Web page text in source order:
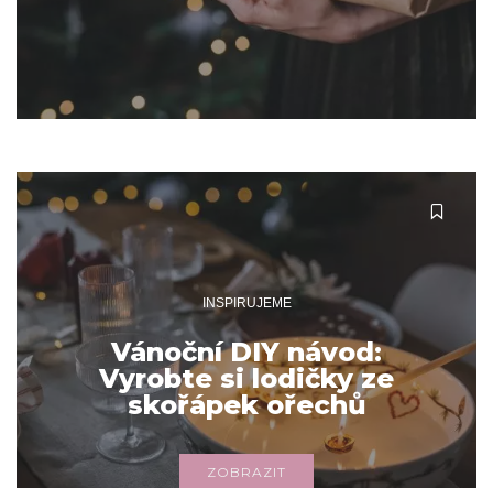
INSPIRUJEME
Vánoční DIY návod:
Vyrobte si lodičky ze
skořápek ořechů
ZOBRAZIT